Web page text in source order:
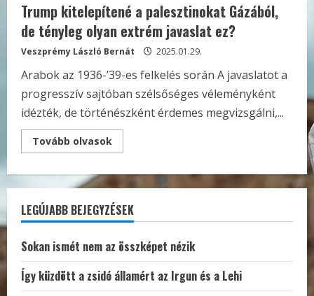
Trump kitelepítené a palesztinokat Gázából,
de tényleg olyan extrém javaslat ez?
Veszprémy László Bernát 2025.01.29.
Arabok az 1936-’39-es felkelés során A javaslatot a
progresszív sajtóban szélsőséges véleményként
idézték, de történészként érdemes megvizsgálni,...
Tovább olvasok
more
kitelepítené
a
palesztinokat
Gázából,
de
olyan
extrém
javaslat
ez?
LEGÚJABB BEJEGYZÉSEK
Sokan ismét nem az összképet nézik
Így küzdött a zsidó államért az Irgun és a Lehi